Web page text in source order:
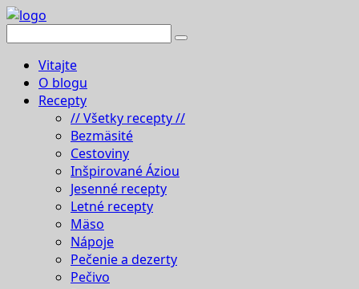
Vitajte
O blogu
Recepty
// Všetky recepty //
Bezmäsité
Cestoviny
Inšpirované Áziou
Jesenné recepty
Letné recepty
Mäso
Nápoje
Pečenie a dezerty
Pečivo